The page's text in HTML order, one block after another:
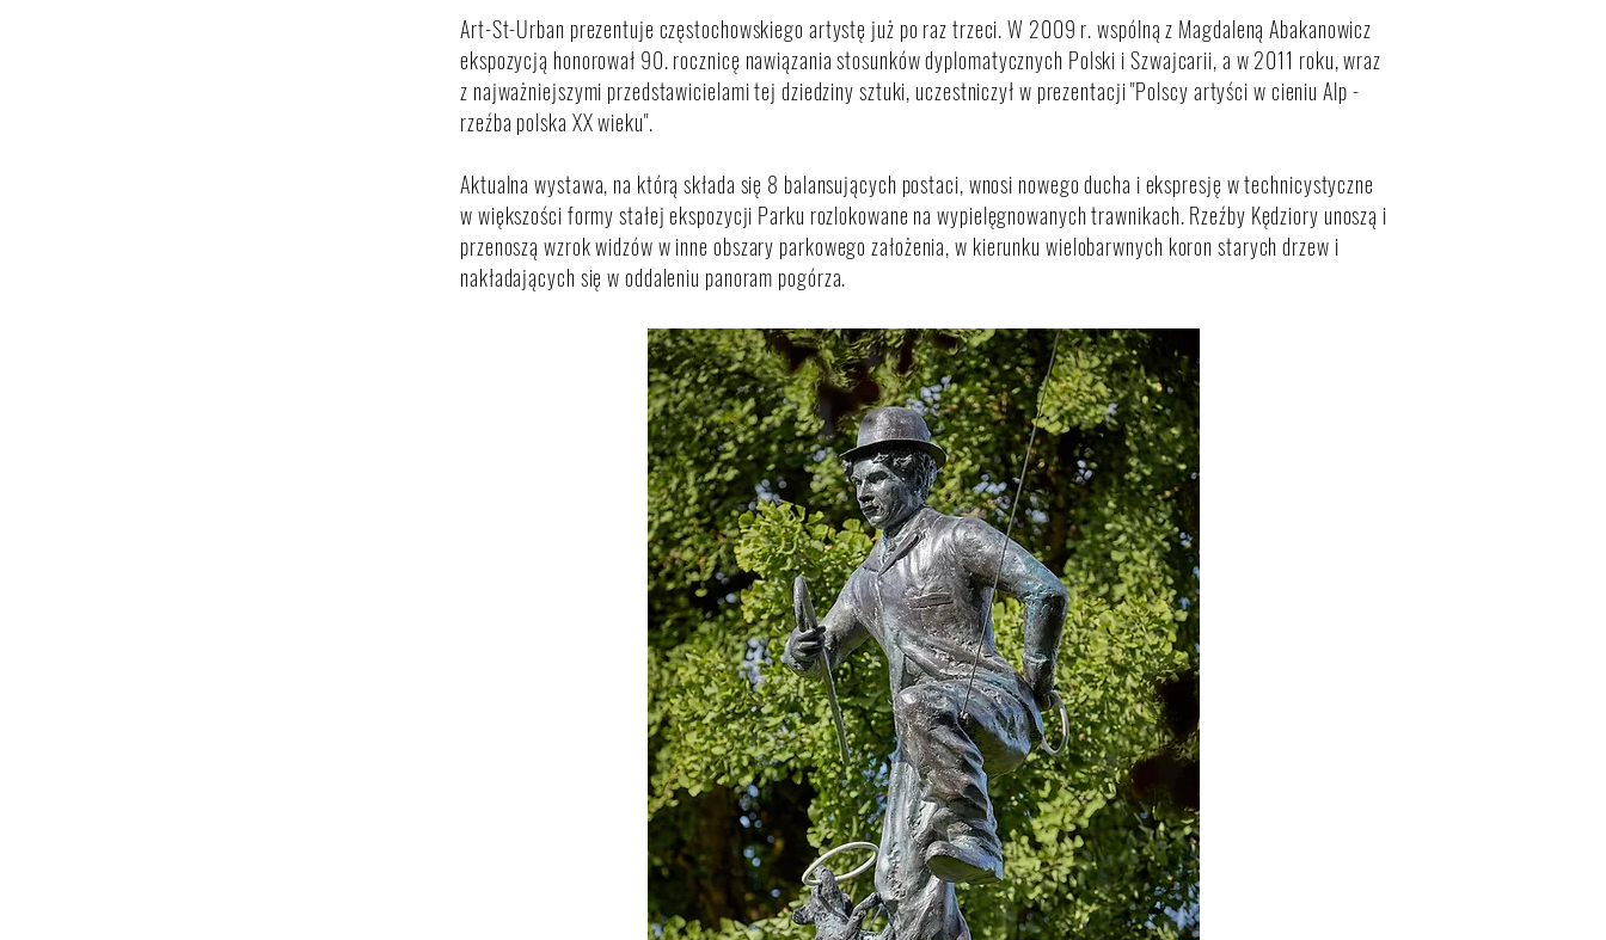
Art-St-Urban prezentuje częstochowskiego artystę już po raz trzeci. W 2009 r. wspólną z Magdaleną Abakanowicz
ekspozycją honorował 90. rocznicę nawiązania stosunków dyplomatycznych Polski i Szwajcarii, a w 2011 roku, wraz
z najważniejszymi przedstawicielami tej dziedziny sztuki, uczestniczył w prezentacji "Polscy artyści w cieniu Alp -
rzeźba polska XX wieku".
Aktualna wystawa, na którą składa się 8 balansujących postaci, wnosi nowego ducha i ekspresję w technicystyczne
w większości formy stałej ekspozycji Parku rozlokowane na wypielęgnowanych trawnikach. Rzeźby Kędziory unoszą i
przenoszą wzrok widzów w inne obszary parkowego założenia, w kierunku wielobarwnych koron starych drzew i
nakładających się w oddaleniu panoram pogórza.